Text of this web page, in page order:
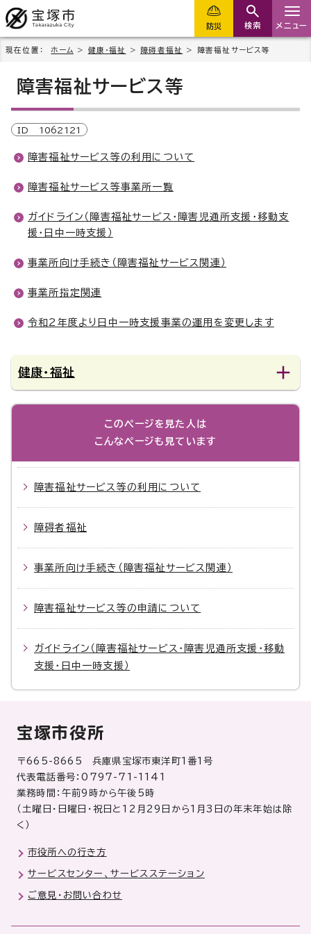
防災 検索 メニュー
現在位置： ホーム > 健康・福祉 > 障碍者福祉 > 障害福祉サービス等
障害福祉サービス等
ID 1062121
障害福祉サービス等の利用について
障害福祉サービス等事業所一覧
ガイドライン（障害福祉サービス・障害児通所支援・移動支
援・日中一時支援）
事業所向け手続き（障害福祉サービス関連）
事業所指定関連
令和2年度より日中一時支援事業の運用を変更します
健康・福祉
このページを見た人は
こんなページも見ています
障害福祉サービス等の利用について
障碍者福祉
事業所向け手続き（障害福祉サービス関連）
障害福祉サービス等の申請について
ガイドライン（障害福祉サービス・障害児通所支援・移動
支援・日中一時支援）
宝塚市役所
〒665-8665 兵庫県宝塚市東洋町1番1号
代表電話番号：0797-71-1141
業務時間：午前9時から午後5時
（土曜日・日曜日・祝日と12月29日から1月3日の年末年始は除
く）
市役所への行き方
サービスセンター、サービスステーション
ご意見・お問い合わせ